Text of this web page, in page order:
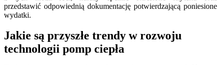
przedstawić odpowiednią dokumentację potwierdzającą poniesione
wydatki.
Jakie są przyszłe trendy w rozwoju
technologii pomp ciepła